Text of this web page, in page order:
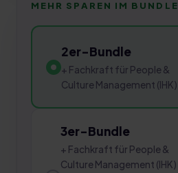
MEHR SPAREN IM BUNDLE
2er-Bundle
+ Fachkraft für People &
Culture Management (IHK)
3er-Bundle
+ Fachkraft für People &
Culture Management (IHK)